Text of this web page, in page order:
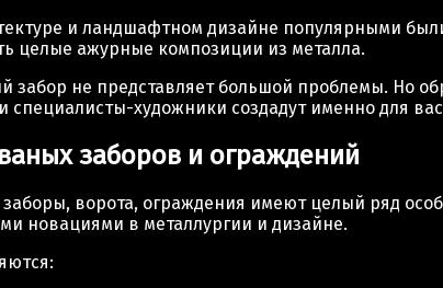
и ландшафтном дизайне популярными
целые ажурные композиции из металла.
забор не представляет большой проблемы. Но
художники создадут именно для
заборов и ограждений
ворота, ограждения имеют целый ряд
новациями в металлургии и дизайне.